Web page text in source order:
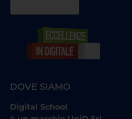
DOVE SIAMO
Digital School